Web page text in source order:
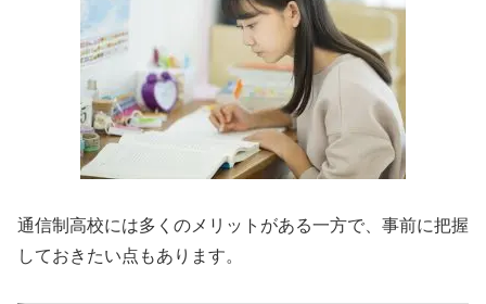
通信制高校には多くのメリットがある一方で、事前に把握
しておきたい点もあります。